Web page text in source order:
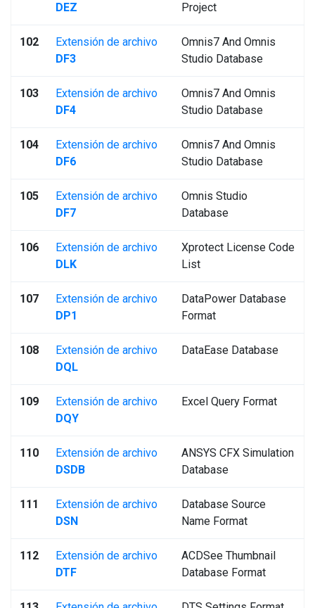
DEZ
Project
102
Extensión de archivo
DF3
Omnis7 And Omnis
Studio Database
103
Extensión de archivo
DF4
Omnis7 And Omnis
Studio Database
104
Extensión de archivo
DF6
Omnis7 And Omnis
Studio Database
105
Extensión de archivo
DF7
Omnis Studio
Database
106
Extensión de archivo
DLK
Xprotect License Code
List
107
Extensión de archivo
DP1
DataPower Database
Format
108
Extensión de archivo
DQL
DataEase Database
109
Extensión de archivo
DQY
Excel Query Format
110
Extensión de archivo
DSDB
ANSYS CFX Simulation
Database
111
Extensión de archivo
DSN
Database Source
Name Format
112
Extensión de archivo
DTF
ACDSee Thumbnail
Database Format